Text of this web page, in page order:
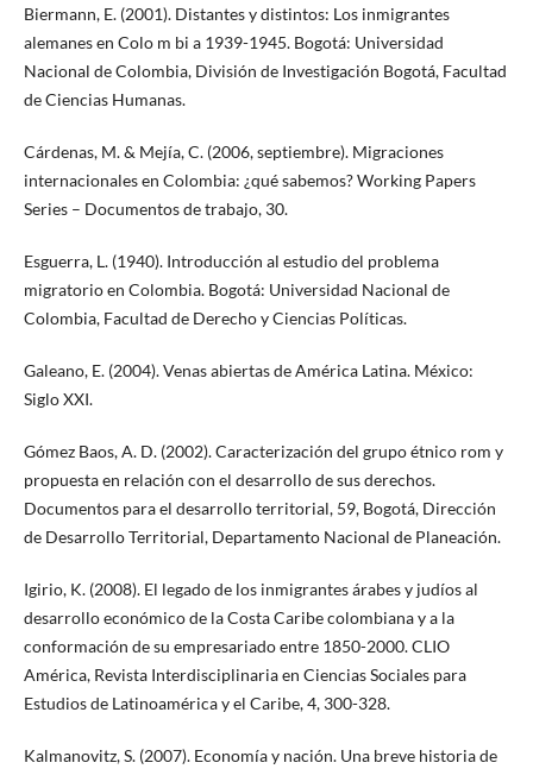
Biermann, E. (2001). Distantes y distintos: Los inmigrantes
alemanes en Colo m bi a 1939-1945. Bogotá: Universidad
Nacional de Colombia, División de Investigación Bogotá, Facultad
de Ciencias Humanas.
Cárdenas, M. & Mejía, C. (2006, septiembre). Migraciones
internacionales en Colombia: ¿qué sabemos? Working Papers
Series – Documentos de trabajo, 30.
Esguerra, L. (1940). Introducción al estudio del problema
migratorio en Colombia. Bogotá: Universidad Nacional de
Colombia, Facultad de Derecho y Ciencias Políticas.
Galeano, E. (2004). Venas abiertas de América Latina. México:
Siglo XXI.
Gómez Baos, A. D. (2002). Caracterización del grupo étnico rom y
propuesta en relación con el desarrollo de sus derechos.
Documentos para el desarrollo territorial, 59, Bogotá, Dirección
de Desarrollo Territorial, Departamento Nacional de Planeación.
Igirio, K. (2008). El legado de los inmigrantes árabes y judíos al
desarrollo económico de la Costa Caribe colombiana y a la
conformación de su empresariado entre 1850-2000. CLIO
América, Revista Interdisciplinaria en Ciencias Sociales para
Estudios de Latinoamérica y el Caribe, 4, 300-328.
Kalmanovitz, S. (2007). Economía y nación. Una breve historia de